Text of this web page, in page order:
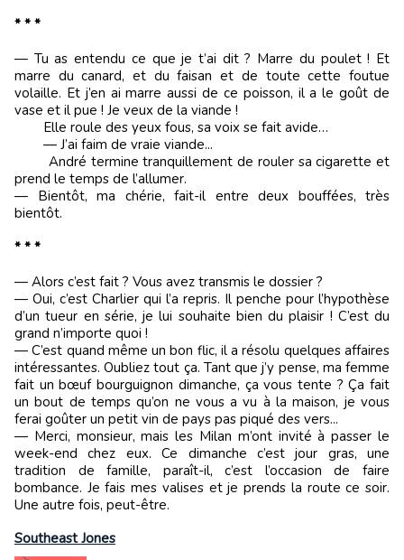
* * *
— Tu as entendu ce que je t’ai dit ? Marre du poulet ! Et
marre du canard, et du faisan et de toute cette foutue
volaille. Et j’en ai marre aussi de ce poisson, il a le goût de
vase et il pue ! Je veux de la viande !
Elle roule des yeux fous, sa voix se fait avide…
— J’ai faim de vraie viande...
André termine tranquillement de rouler sa cigarette et
prend le temps de l’allumer.
— Bientôt, ma chérie, fait-il entre deux bouffées, très
bientôt.
* * *
— Alors c’est fait ? Vous avez transmis le dossier ?
— Oui, c’est Charlier qui l’a repris. Il penche pour l’hypothèse
d’un tueur en série, je lui souhaite bien du plaisir ! C’est du
grand n’importe quoi !
— C’est quand même un bon flic, il a résolu quelques affaires
intéressantes. Oubliez tout ça. Tant que j’y pense, ma femme
fait un bœuf bourguignon dimanche, ça vous tente ? Ça fait
un bout de temps qu’on ne vous a vu à la maison, je vous
ferai goûter un petit vin de pays pas piqué des vers...
— Merci, monsieur, mais les Milan m’ont invité à passer le
week-end chez eux. Ce dimanche c’est jour gras, une
tradition de famille, paraît-il, c’est l’occasion de faire
bombance. Je fais mes valises et je prends la route ce soir.
Une autre fois, peut-être.
Southeast Jones